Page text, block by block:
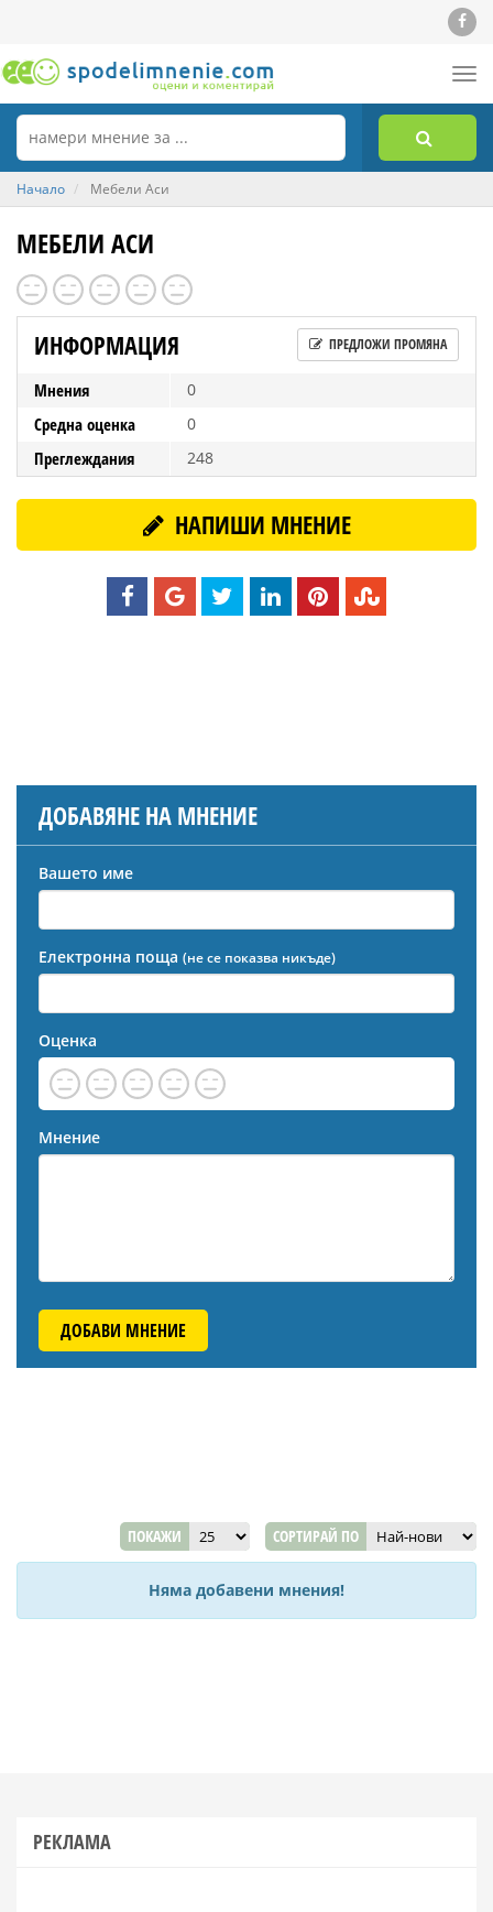
Начало Мебели Аси
МЕБЕЛИ АСИ
ИНФОРМАЦИЯ ПРЕДЛОЖИ ПРОМЯНА
Мнения 0
Средна оценка 0
Преглеждания 248
НАПИШИ МНЕНИЕ
ДОБАВЯНЕ НА МНЕНИЕ
Вашето име
Електронна поща (не се показва никъде)
Оценка
Мнение
ДОБАВИ МНЕНИЕ
ПОКАЖИ СОРТИРАЙ ПО
Няма добавени мнения!
РЕКЛАМА